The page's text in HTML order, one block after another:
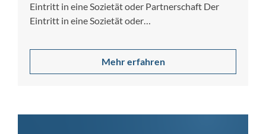
Eintritt in eine Sozietät oder Partnerschaft Der
Eintritt in eine Sozietät oder
Mehr erfahren